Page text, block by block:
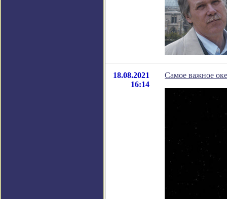
18.08.2021
16:14
Самое важное